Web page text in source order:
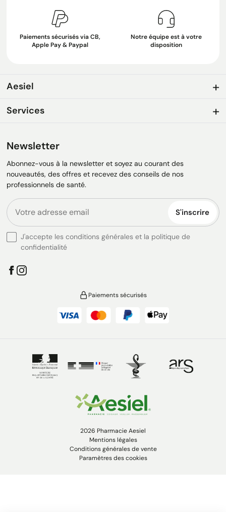
Paiements sécurisés via CB,
Apple Pay & Paypal
Notre équipe est à votre
disposition
Aesiel
Services
Newsletter
Abonnez-vous à la newsletter et soyez au courant des
nouveautés, des offres et recevez des conseils de nos
professionnels de santé.
S'inscrire
J'accepte les conditions générales et la politique de
confidentialité
Paiements sécurisés
2026 Pharmacie Aesiel
Mentions légales
Conditions générales de vente
Paramètres des cookies